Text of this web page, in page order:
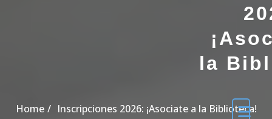
la
Home Inscripciones 2026: ¡Asociate a la Biblioteca!